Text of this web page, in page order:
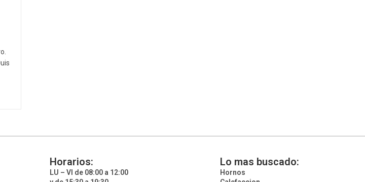
Horarios:
LU – VI de 08:00 a 12:00
Lo mas buscado:
Hornos